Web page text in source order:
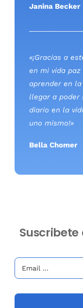
Janina Becker
«¡Gracias a
en mi vida
aprender en
llegar a poder
diario en la
uno mismo!»
Bella Chomer